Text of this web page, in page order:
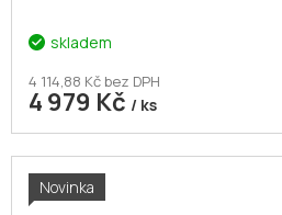
skladem
4 114,88 Kč bez DPH
4 979 Kč / ks
Novinka